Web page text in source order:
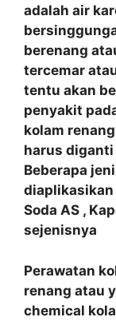
adalah air
berenang
tercemar
tentu akan
penyakit
kolam
harus
Beberapa
diaplikasikan
Soda AS ,
sejenisnya
Perawatan
renang atau
chemical